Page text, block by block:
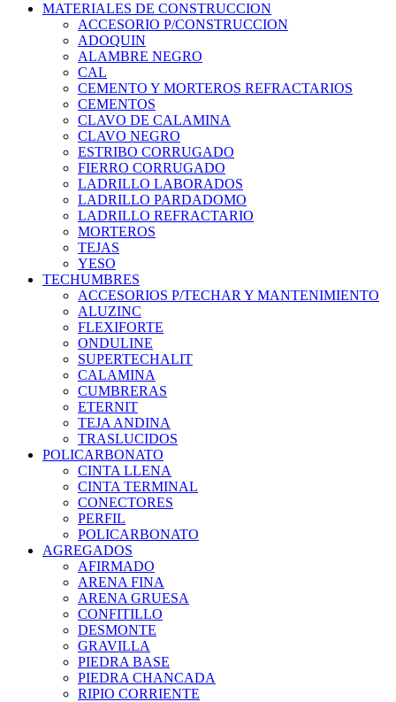
MATERIALES DE CONSTRUCCION
ACCESORIO P/CONSTRUCCION
ADOQUIN
ALAMBRE NEGRO
CAL
CEMENTO Y MORTEROS REFRACTARIOS
CEMENTOS
CLAVO DE CALAMINA
CLAVO NEGRO
ESTRIBO CORRUGADO
FIERRO CORRUGADO
LADRILLO LABORADOS
LADRILLO PARDADOMO
LADRILLO REFRACTARIO
MORTEROS
TEJAS
YESO
TECHUMBRES
ACCESORIOS P/TECHAR Y MANTENIMIENTO
ALUZINC
FLEXIFORTE
ONDULINE
SUPERTECHALIT
CALAMINA
CUMBRERAS
ETERNIT
TEJA ANDINA
TRASLUCIDOS
POLICARBONATO
CINTA LLENA
CINTA TERMINAL
CONECTORES
PERFIL
POLICARBONATO
AGREGADOS
AFIRMADO
ARENA FINA
ARENA GRUESA
CONFITILLO
DESMONTE
GRAVILLA
PIEDRA BASE
PIEDRA CHANCADA
RIPIO CORRIENTE